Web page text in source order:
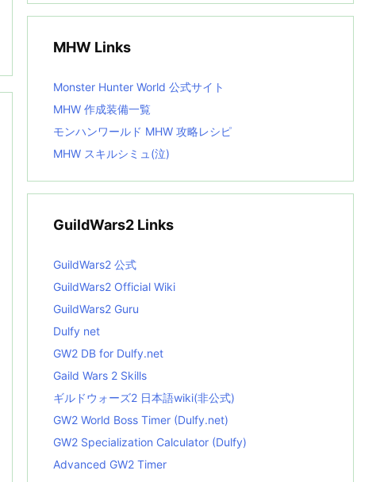
MHW Links
Monster Hunter World 公式サイト
MHW 作成装備一覧
モンハンワールド MHW 攻略レシピ
MHW スキルシミュ(泣)
GuildWars2 Links
GuildWars2 公式
GuildWars2 Official Wiki
GuildWars2 Guru
Dulfy net
GW2 DB for Dulfy.net
Gaild Wars 2 Skills
ギルドウォーズ2 日本語wiki(非公式)
GW2 World Boss Timer (Dulfy.net)
GW2 Specialization Calculator (Dulfy)
Advanced GW2 Timer